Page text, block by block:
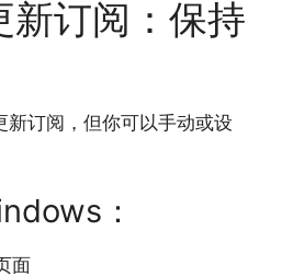
新订阅：保持
订阅，但你可以手动或设
：
面